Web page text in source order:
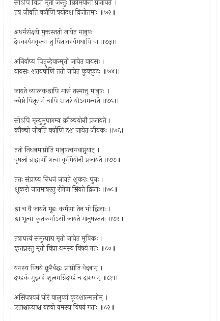
सोऽपि विप्रा मृतो जन्तुः क्रिमियोनौ प्रजायते ।
तत्र जीवति वर्षाणि त्रयोदश द्विजोत्तमाः ॥७२॥
अधर्मसंक्षये मुक्तस्ततो जायेत मानुषः
देवकार्यमकृत्वा तु पिताकार्यमथापि वा ॥७३॥
अनिर्वाप्य पितॄन्देवान्मृतो जायेत वायसः ।
वायसः शतवर्षाणि ततो जायेत कुक्कुटः ॥७४॥
जायते व्यालकश्चापि मासं तस्मात्तु मानुषः ।
ज्येष्ठं पितृसमं चापि भ्रातरं योऽवमन्यते ॥७५॥
सोऽपि मृत्युमुपागम्य क्रौञ्चयोनौ प्रजायते ।
क्रौञ्चो जीवति वर्षाणि दश जायेत जीवकः ॥७६॥
ततो निधनमाप्नोति मानुषत्वमवाप्नुयात् ।
वृषलो ब्राह्मणीं गत्वा कृमियोनौ प्रजायते ॥७७॥
ततः संप्राप्य निधनं जायते शूकरः पुनः ।
शूकरो जातमात्रस्तु रोगेण म्रियते द्विजाः ॥७८॥
श्वा च वै जायते मूढः कर्मणा तेन भो द्विजाः ।
श्वा भूत्वा कृतकर्माऽसौ जायते मानुषस्ततः ॥७९॥
तत्रापत्यं समुत्पाद्य मृतो जायेत मूषिकः ।
कृतघ्नस्तु मृतो विप्रा यमस्य विषयं गतः ॥८०॥
यमस्य विषये क्रूरैर्बद्धः प्राप्नोति वेदनाम् ।
दण्डकं मुद्‌गरं शूलमग्निदण्डं च दारुणम् ॥८१॥
असिपत्रवनं घोरं वालुकां कूटशाल्मलीम् ।
एताश्चान्याश्च बहवो यमस्य विषयं गताः ॥८२॥